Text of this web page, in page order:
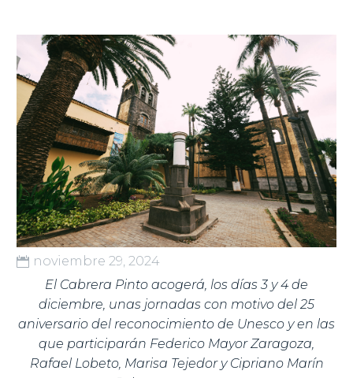
noviembre 29, 2024
El Cabrera Pinto acogerá, los días 3 y 4 de
diciembre, unas jornadas con motivo del 25
aniversario del reconocimiento de Unesco y en las
que participarán Federico Mayor Zaragoza,
Rafael Lobeto, Marisa Tejedor y Cipriano Marín